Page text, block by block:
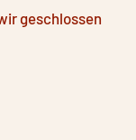
geschlossen